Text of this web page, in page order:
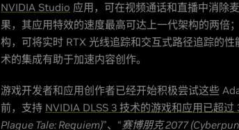
NVIDIA Studio 应用，可在视频通话和直播中消除
果，其应用特效的速度最高可达上一代架构的两倍；
构，可将实时 RTX 光线追踪和交互式路径追踪的
术的集成有助于加速内容创作。
游戏开发者和应用创作者已经开始积极尝试这些
前，支持 NVIDIA DLSS 3 技术的游戏和应用已超过
Plague Tale: Requiem)”、“赛博朋克 2077